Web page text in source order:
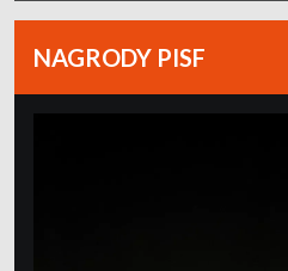
NAGRODY PISF